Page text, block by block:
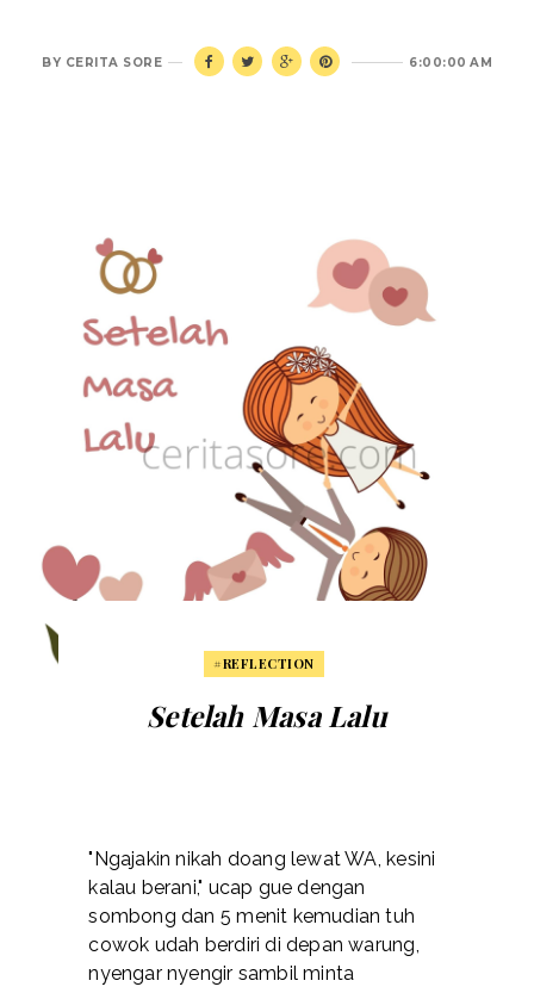
6:00:00 AM
BY CERITA SORE
#REFLECTION
Setelah Masa Lalu
"Ngajakin nikah doang lewat WA, kesini
kalau berani," ucap gue dengan
sombong dan 5 menit kemudian tuh
cowok udah berdiri di depan warung,
nyengar nyengir sambil minta